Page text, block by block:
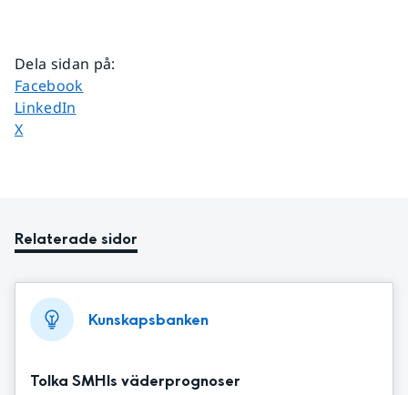
Dela sidan på:
Dela sidan på
Facebook
Dela sidan på
LinkedIn
Dela sidan på
X
Relaterade sidor
Kunskapsbanken
Tolka SMHIs väderprognoser